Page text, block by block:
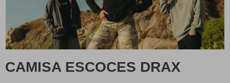
CAMISA ESCOCES DRAX